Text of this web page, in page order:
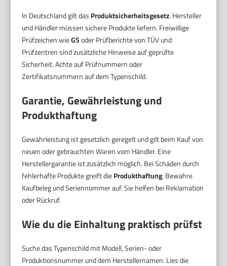
In Deutschland gilt das Produktsicherheitsgesetz. Hersteller
und Händler müssen sichere Produkte liefern. Freiwillige
Prüfzeichen wieGSoder Prüfberichte von TÜV und
Prüfzentren sind zusätzliche Hinweise auf geprüfte
Sicherheit. Achte auf Prüfnummern oder
Zertifikatsnummern auf dem Typenschild.
Garantie, Gewährleistung und
Produkthaftung
Gewährleistung ist gesetzlich geregelt und gilt beim Kauf von
neuen oder gebrauchten Waren vom Händler. Eine
Herstellergarantie ist zusätzlich möglich. Bei Schäden durch
fehlerhafte Produkte greift dieProdukthaftung. Bewahre
Kaufbeleg und Seriennummer auf. Sie helfen bei Reklamation
oder Rückruf.
Wie du die Einhaltung praktisch prüfst
Suche das Typenschild mit Modell, Serien- oder
Produktionsnummer und dem Herstellernamen. Lies die